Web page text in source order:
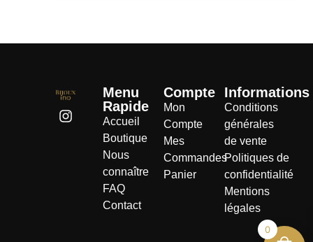
Menu
Rapide
Accueil
Boutique
Nous
connaître
FAQ
Contact
Compte
Mon
Compte
Mes
Commandes
Panier
Informations
Conditions
générales
de vente
Politiques de
confidentialité
Mentions
légales
0